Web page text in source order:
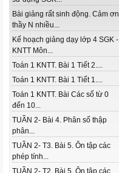
Bài giảng rất sinh động. Cảm ơn
thầy N nhiều...
Kế hoạch giảng dạy lớp 4 SGK -
KNTT Môn...
Toán 1 KNTT. Bài 1 Tiết 2....
Toán 1 KNTT. Bài 1 Tiết 1....
Toán 1 KNTT. Bài Các số từ 0
đến 10...
TUẦN 2- Bài 4. Phân số thập
phân...
TUẦN 2- T3. Bài 5. Ôn tập các
phép tính...
TUẦN 2- T2. Bài 5. Ôn tập các